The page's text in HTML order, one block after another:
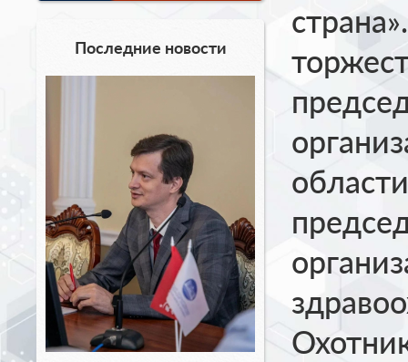
Последние новости